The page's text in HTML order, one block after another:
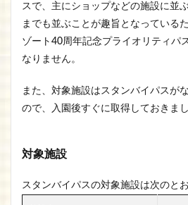
スで、主にショップなどの施設に並
までも並ぶことが趣旨となっている
ゾート40周年記念プライオリティパ
なりません。
また、対象施設はスタンバイパスが
ので、入園後すぐに取得しておきまし
対象施設
スタンバイパスの対象施設は次のとお